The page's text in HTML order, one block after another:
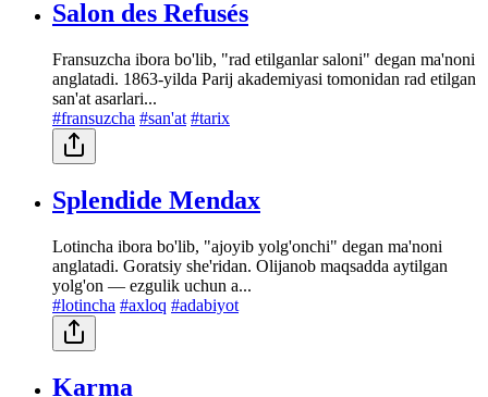
Salon des Refusés
Fransuzcha ibora bo'lib, "rad etilganlar saloni" degan ma'noni
anglatadi. 1863-yilda Parij akademiyasi tomonidan rad etilgan
san'at asarlari...
#fransuzcha #san'at #tarix
Splendide Mendax
Lotincha ibora bo'lib, "ajoyib yolg'onchi" degan ma'noni
anglatadi. Goratsiy she'ridan. Olijanob maqsadda aytilgan
yolg'on — ezgulik uchun a...
#lotincha #axloq #adabiyot
Karma